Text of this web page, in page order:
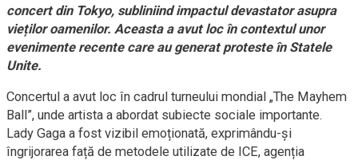
concert din Tokyo, subliniind impactul devastator asupra
vieților oamenilor. Aceasta a avut loc în contextul unor
evenimente recente care au generat proteste în Statele
Unite.
Concertul a avut loc în cadrul turneului mondial „The Mayhem
Ball”, unde artista a abordat subiecte sociale importante.
Lady Gaga a fost vizibil emoționată, exprimându-și
îngrijorarea față de metodele utilizate de ICE, agenția